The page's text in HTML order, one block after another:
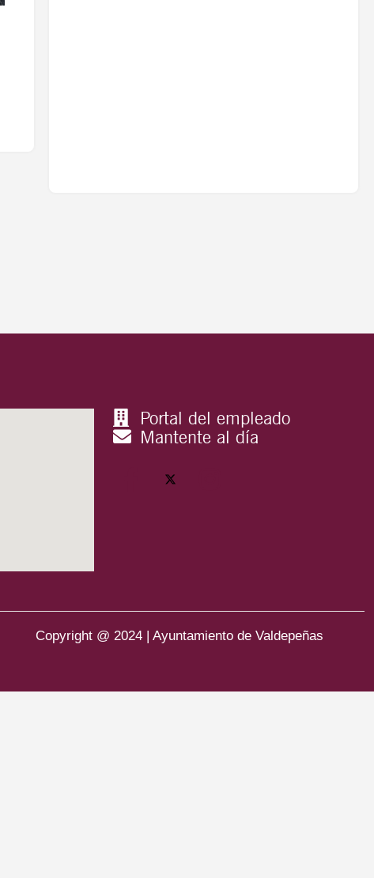
Portal del empleado
Mantente al día
Copyright @ 2024 | Ayuntamiento de Valdepeñas